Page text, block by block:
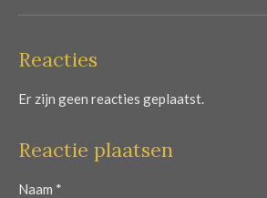
Reacties
Er zijn geen reacties geplaatst.
Reactie plaatsen
Naam *